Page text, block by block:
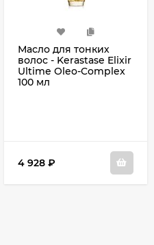
Масло для тонких
волос - Kerastase Elixir
Ultime Oleo-Complex
100 мл
4 928 ₽